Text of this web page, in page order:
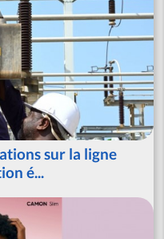
sur la ligne
é...